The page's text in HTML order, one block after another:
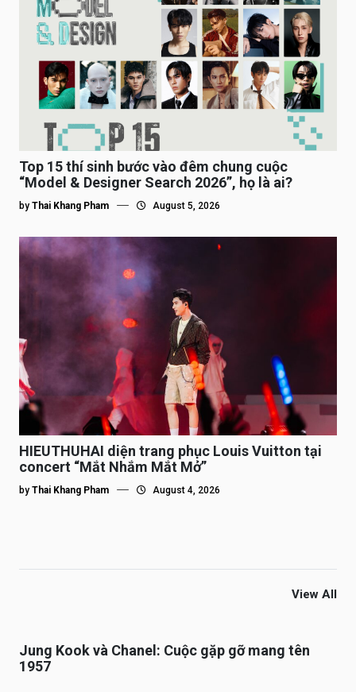
Top 15 thí sinh bước vào đêm chung cuộc
“Model & Designer Search 2026”, họ là ai?
by Thai Khang Pham August 5, 2026
HIEUTHUHAI diện trang phục Louis Vuitton tại
concert “Mắt Nhắm Mắt Mở”
by Thai Khang Pham August 4, 2026
View All
Jung Kook và Chanel: Cuộc gặp gỡ mang tên
1957